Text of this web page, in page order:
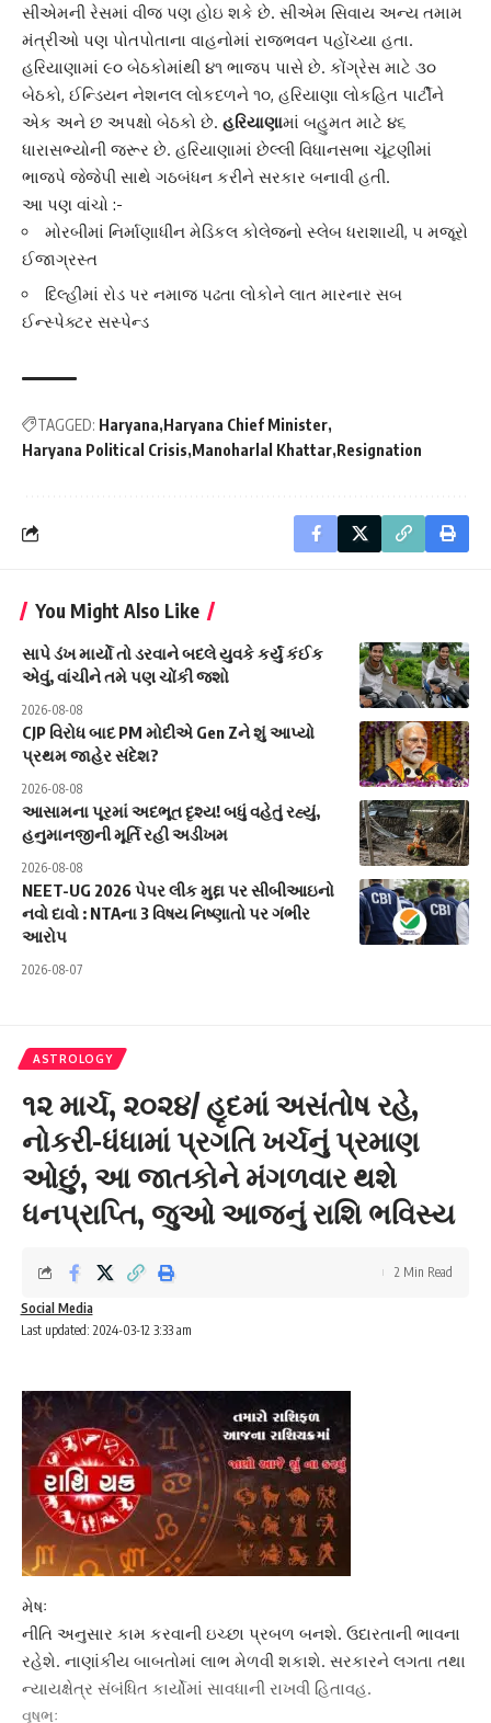
સીએમની રેસમાં વીજ પણ હોઇ શકે છે. સીએમ સિવાય અન્ય તમામ
મંત્રીઓ પણ પોતપોતાના વાહનોમાં રાજભવન પહોંચ્યા હતા.
હરિયાણામાં ૯૦ બેઠકોમાંથી ૪૧ ભાજપ પાસે છે. કોંગ્રેસ માટે ૩૦
બેઠકો, ઈન્ડિયન નેશનલ લોકદળને ૧૦, હરિયાણા લોકહિત પાર્ટીને
એક અને છ અપક્ષો બેઠકો છે. હરિયાણામાં બહુમત માટે ૪૬
ધારાસભ્યોની જરૂર છે. હરિયાણામાં છેલ્લી વિધાનસભા ચૂંટણીમાં
ભાજપે જેજેપી સાથે ગઠબંધન કરીને સરકાર બનાવી હતી.
આ પણ વાંચો :-
મોરબીમાં નિર્માણાધીન મેડિકલ કોલેજનો સ્લેબ ધરાશાયી, ૫ મજૂરો
ઈજાગ્રસ્ત
દિલ્હીમાં રોડ પર નમાજ પઢતા લોકોને લાત મારનાર સબ
ઈન્સ્પેક્ટર સસ્પેન્ડ
TAGGED: Haryana Haryana Chief Minister
Haryana Political Crisis Manoharlal Khattar Resignation
You Might Also Like
સાપે ડંખ માર્યો તો ડરવાને બદલે યુવકે કર્યું કંઈક
એવું, વાંચીને તમે પણ ચોંકી જશો
2026-08-08
CJP વિરોધ બાદ PM મોદીએ Gen Zને શું આપ્યો
પ્રથમ જાહેર સંદેશ?
2026-08-08
આસામના પૂરમાં અદભૂત દૃશ્ય! બધું વહેતું રહ્યું,
હનુમાનજીની મૂર્તિ રહી અડીખમ
2026-08-08
NEET-UG 2026 પેપર લીક મુદ્દા પર સીબીઆઇનો
નવો દાવો : NTAના 3 વિષય નિષ્ણાતો પર ગંભીર
આરોપ
2026-08-07
ASTROLOGY
૧૨ માર્ચ, ૨૦૨૪/ હૃદમાં અસંતોષ રહે,
નોકરી-ધંધામાં પ્રગ‌તિ ખર્ચનું પ્રમાણ
ઓછું, આ જાતકોને મંગળવાર થશે
ધનપ્રાપ્તિ, જુઓ આજનું રાશિ ભવિસ્ય
Last updated: 2024-03-12 3:33 am
Social Media
2 Min Read
મેષઃ
નીતિ અનુસાર કામ કરવાની ઇચ્છા પ્રબળ બનશે. ઉદારતાની ભાવના
રહેશે. નાણાંકીય બાબતોમાં લાભ મેળવી શકાશે. સરકારને લગતા તથા
ન્યાયક્ષેત્ર સંબંધિત કાર્યોમાં સાવધાની રાખવી હિતાવહ.
વૃષભઃ